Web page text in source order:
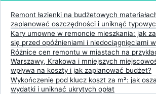
Remont łazienki na budżetowych
zaplanować oszczędności i uniknąć
Kary umowne w remoncie mieszkania: jak
się przed opóźnieniami i niedociągnięciami
Różnice cen remontu w miastach na
Warszawy, Krakowa i mniejszych
wpływa na koszty i jak zaplanować budżet?
Wykończenie pod klucz koszt za m²: jak
wydatki i uniknąć ukrytych opłat